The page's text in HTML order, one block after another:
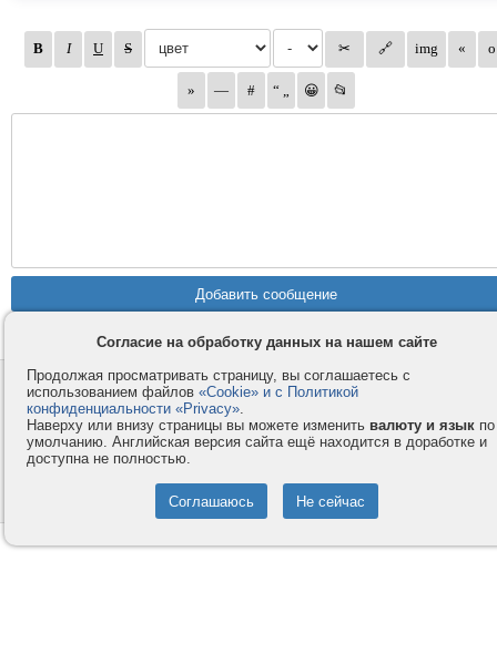
Контакты
Компания
Privacy и Cookie
Услуги
Как оплатить
Помощь
© 2008-2026VMESTE.EU - Все права защищены.
Согласие на обработку данных на нашем сайте
Продолжая просматривать страницу, вы соглашаетесь с
использованием файлов «Cookie» и с Политикой
конфиденциальности «Privacy».
Наверху или внизу страницы вы можете изменить валюту и язык по
умолчанию. Английская версия сайта ещё находится в доработке и
доступна не полностью.